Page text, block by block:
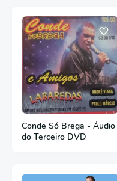
Conde Só Brega - Áudio
do Terceiro DVD